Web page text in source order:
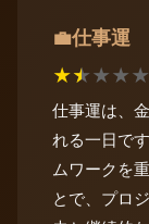
💼仕事運
★★★★★
仕事運は、
れる一日で
ムワークを
とで、プロ